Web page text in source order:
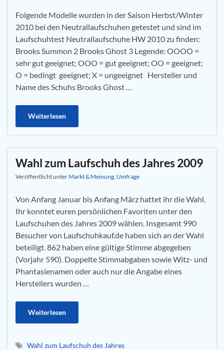
Folgende Modelle wurden in der Saison Herbst/Winter
2010 bei den Neutrallaufschuhen getestet und sind im
Laufschuhtest Neutrallaufschuhe HW 2010 zu finden:
Brooks Summon 2 Brooks Ghost 3 Legende: OOOO =
sehr gut geeignet; OOO = gut geeignet; OO = geeignet;
O = bedingt geeignet; X = ungeeignet Hersteller und
Name des Schuhs Brooks Ghost …
Weiterlesen
Wahl zum Laufschuh des Jahres 2009
Veröffentlicht unter Markt & Meinung Umfrage
Von Anfang Januar bis Anfang März hattet ihr die Wahl.
Ihr konntet euren persönlichen Favoriten unter den
Laufschuhen des Jahres 2009 wählen. Insgesamt 990
Besucher von Laufschuhkauf.de haben sich an der Wahl
beteiligt. 862 haben eine gültige Stimme abgegeben
(Vorjahr 590). Doppelte Stimmabgaben sowie Witz- und
Phantasienamen oder auch nur die Angabe eines
Herstellers wurden …
Weiterlesen
Wahl zum Laufschuh des Jahres